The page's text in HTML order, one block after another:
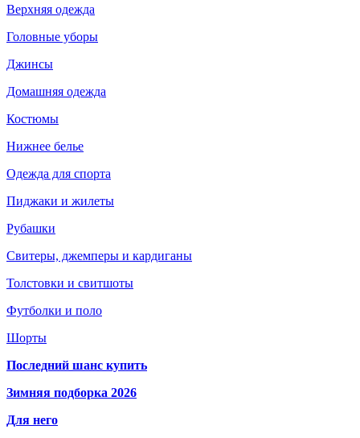
Верхняя одежда
Головные уборы
Джинсы
Домашняя одежда
Костюмы
Нижнее белье
Одежда для спорта
Пиджаки и жилеты
Рубашки
Свитеры, джемперы и кардиганы
Толстовки и свитшоты
Футболки и поло
Шорты
Последний шанс купить
Зимняя подборка 2026
Для него